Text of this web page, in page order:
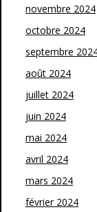
novembre 2024
octobre 2024
septembre
août 2024
juillet 2024
juin 2024
mai 2024
avril 2024
mars 2024
février 2024